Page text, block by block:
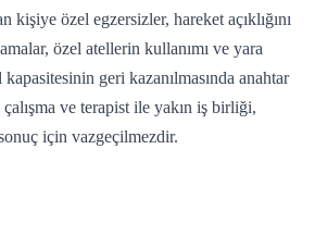
kişiye özel egzersizler, hareket açıklığını
özel atellerin kullanımı ve yara
geri kazanılmasında anahtar
ve terapist ile yakın iş birliği,
için vazgeçilmezdir.